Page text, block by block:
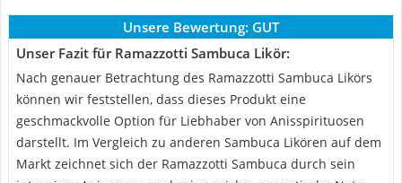
Unsere Bewertung: GUT
Unser Fazit für Ramazzotti Sambuca Likör:
Nach genauer Betrachtung des Ramazzotti Sambuca Likörs
können wir feststellen, dass dieses Produkt eine
geschmackvolle Option für Liebhaber von Anisspirituosen
darstellt. Im Vergleich zu anderen Sambuca Likören auf dem
Markt zeichnet sich der Ramazzotti Sambuca durch sein